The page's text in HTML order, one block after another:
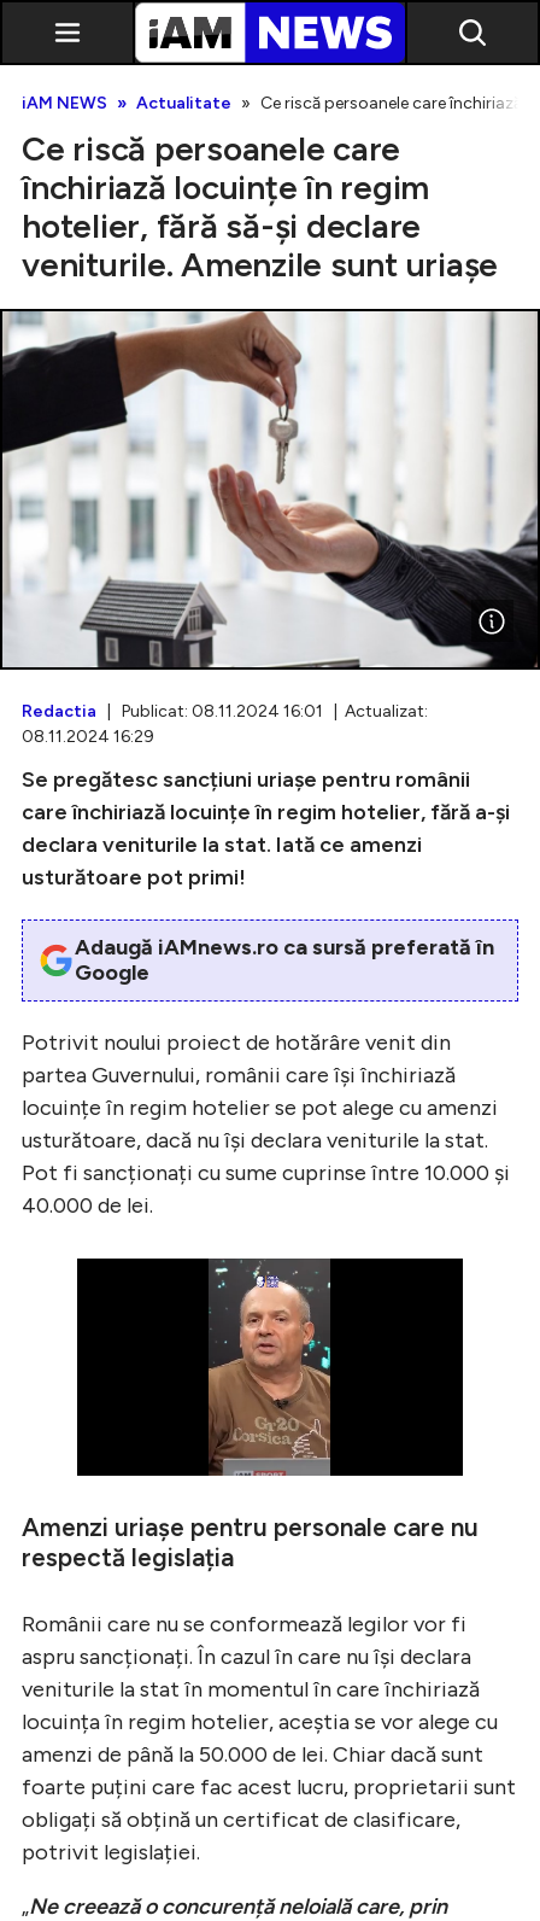
Exclusiv
Intră în cont
Creează cont
iAM NEWS Actualitate Ce riscă persoanele care închiriază
Ce riscă persoanele care
închiriază locuințe în regim
hotelier, fără să-și declare
veniturile. Amenzile sunt uriașe
Redactia | Publicat: 08.11.2024 16:01 | Actualizat:
08.11.2024 16:29
Se pregătesc sancțiuni uriașe pentru românii
care închiriază locuințe în regim hotelier, fără a-și
declara veniturile la stat. Iată ce amenzi
usturătoare pot primi!
Adaugă iAMnews.ro ca sursă preferată în
Google
Potrivit noului proiect de hotărâre venit din
partea Guvernului, românii care își închiriază
locuințe în regim hotelier se pot alege cu amenzi
usturătoare, dacă nu își declara veniturile la stat.
Pot fi sancționați cu sume cuprinse între 10.000 și
40.000 de lei.
Amenzi uriașe pentru personale care nu
respectă legislația
Românii care nu se conformează legilor vor fi
aspru sancționați. În cazul în care nu își declara
veniturile la stat în momentul în care închiriază
locuința în regim hotelier, aceștia se vor alege cu
amenzi de până la 50.000 de lei. Chiar dacă sunt
foarte puțini care fac acest lucru, proprietarii sunt
obligați să obțină un certificat de clasificare,
potrivit legislației.
„Ne creează o concurență neloială care, prin